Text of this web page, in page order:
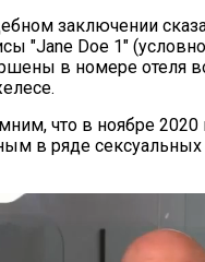
заключении
"Jane Doe 1"
в номере отеля
что в ноябре
в ряде